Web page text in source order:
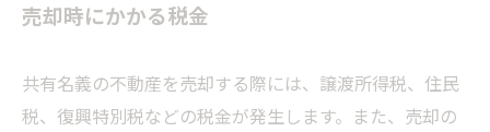
売却時にかかる税金
共有名義の不動産を売却する際には、譲渡所得税、住民
税、復興特別税などの税金が発生します。また、売却の